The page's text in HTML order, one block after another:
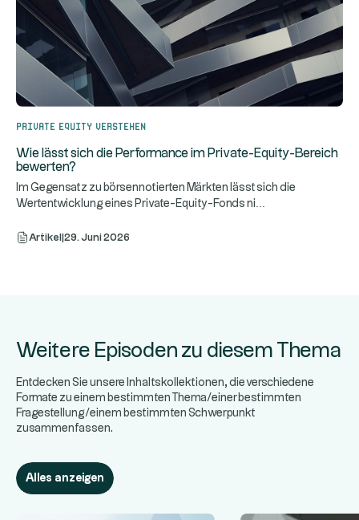
Private Equity verstehen
Wie lässt sich die Performance im Private-Equity-Bereich
bewerten?
Im Gegensatz zu börsennotierten Märkten lässt sich die
Wertentwicklung eines Private-Equity-Fonds ni...
Artikel 29. Juni 2026
Weitere Episoden zu diesem Thema
Entdecken Sie unsere Inhaltskollektionen, die verschiedene
Formate zu einem bestimmten Thema/einer bestimmten
Fragestellung/einem bestimmten Schwerpunkt
zusammenfassen.
Alles anzeigen